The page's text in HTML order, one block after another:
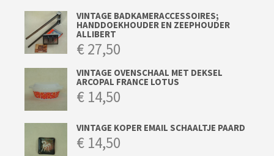
VINTAGE BADKAMERACCESSOIRES;
HANDDOEKHOUDER EN ZEEPHOUDER
ALLIBERT
€27,50
VINTAGE OVENSCHAAL MET DEKSEL
ARCOPAL FRANCE LOTUS
€ 14,50
VINTAGE KOPER EMAIL SCHAALTJE PAARD
€ 14,50